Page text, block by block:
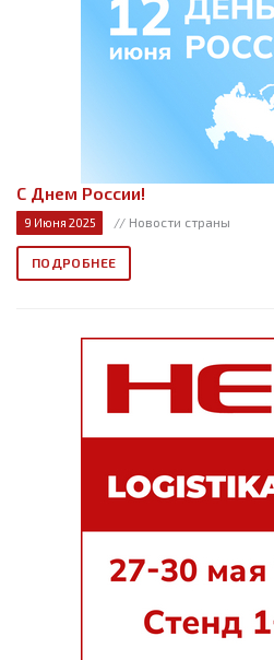
С Днем России!
9 Июня 2025 // Новости страны
ПОДРОБНЕЕ